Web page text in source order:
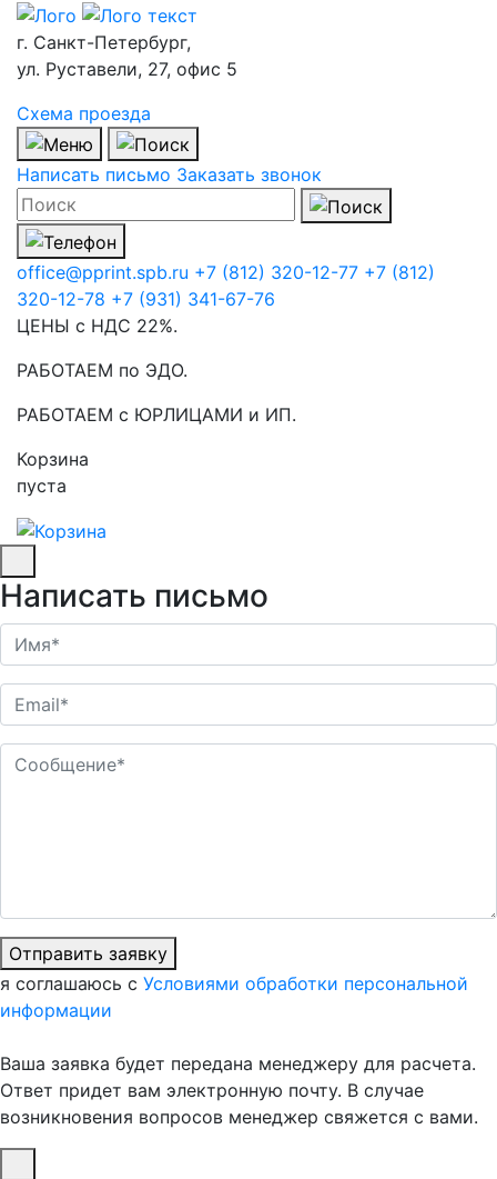
г. Санкт-Петербург,
ул. Руставели, 27, офис 5
Схема проезда
Написать письмо Заказать звонок
office@pprint.spb.ru +7 (812) 320-12-77 +7 (812)
320-12-78 +7 (931) 341-67-76
ЦЕНЫ с НДС 22%.
РАБОТАЕМ по ЭДО.
РАБОТАЕМ с ЮРЛИЦАМИ и ИП.
Корзина
пуста
Написать письмо
Отправить заявку
я соглашаюсь с Условиями обработки персональной
информации
Ваша заявка будет передана менеджеру для расчета.
Ответ придет вам электронную почту. В случае
возникновения вопросов менеджер свяжется с вами.